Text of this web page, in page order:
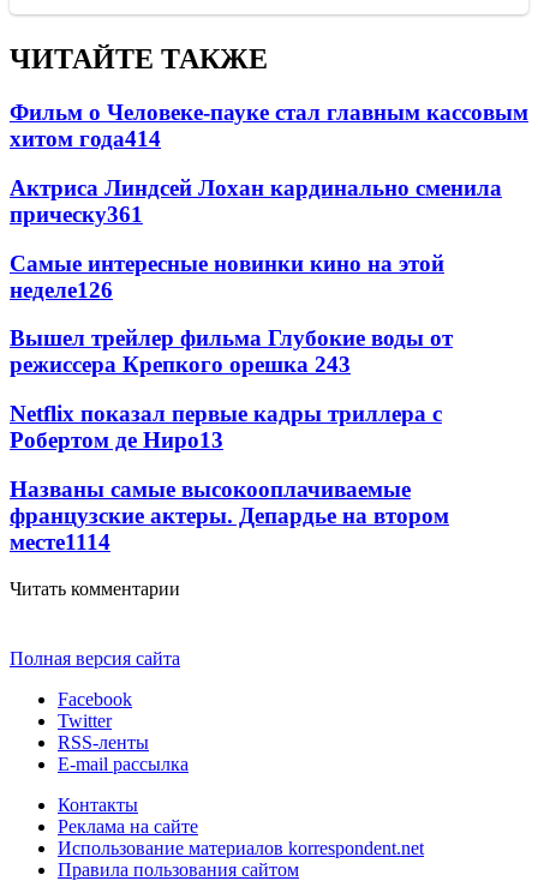
ЧИТАЙТЕ ТАКЖЕ
Фильм о Человеке-пауке стал главным кассовым
хитом года414
Актриса Линдсей Лохан кардинально сменила
прическу361
Самые интересные новинки кино на этой
неделе126
Вышел трейлер фильма Глубокие воды от
режиссера Крепкого орешка 243
Netflix показал первые кадры триллера с
Робертом де Ниро13
Названы самые высокооплачиваемые
французские актеры. Депардье на втором
месте1114
Читать комментарии
Полная версия сайта
Facebook
Twitter
RSS-ленты
E-mail рассылка
Контакты
Реклама на сайте
Использование материалов korrespondent.net
Правила пользования сайтом